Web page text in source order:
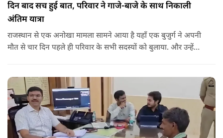
दिन बाद सच हुई बात, परिवार ने गाजे-बाजे के साथ निकाली
अंतिम यात्रा
राजस्थान से एक अनोखा मामला सामने आया है यहाँ एक बुजुर्ग ने अपनी
मौत से चार दिन पहले ही परिवार के सभी सदस्यों को बुलाया. और उन्हें